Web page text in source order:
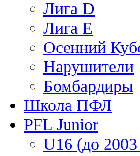
Лига D
Лига Е
Осенний
Нарушители
Бомбардиры
Школа ПФЛ
PFL Junior
U16 (до 2003